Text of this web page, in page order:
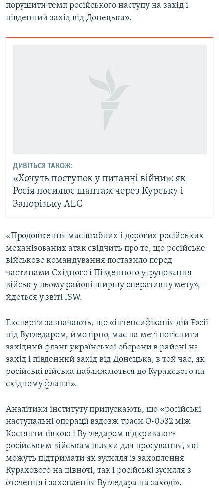
порушити темп російського наступу на захід і
південний захід від Донецька».
ДИВІТЬСЯ ТАКОЖ:
«Хочуть поступок у питанні війни»: як
Росія посилює шантаж через Курську і
Запорізьку АЕС
«Продовження масштабних і дорогих російських
механізованих атак свідчить про те, що російське
військове командування поставило перед
частинами Східного і Південного угруповання
військ у цьому районі ширшу оперативну мету», –
йдеться у звіті ISW.
Експерти зазначають, що «інтенсифікація дій Росії
під Вугледаром, ймовірно, має на меті потіснити
західний фланг української оборони в районі на
захід і південний захід від Донецька, в той час, як
російські війська наближаються до Курахового на
східному фланзі».
Аналітики інституту припускають, що «російські
наступальні операції вздовж траси О-0532 між
Костянтинівкою і Вугледаром відкривають
російським військам шляхи для просування, які
можуть підтримати як зусилля із захоплення
Курахового на півночі, так і російські зусилля з
оточення і захоплення Вугледара на заході».